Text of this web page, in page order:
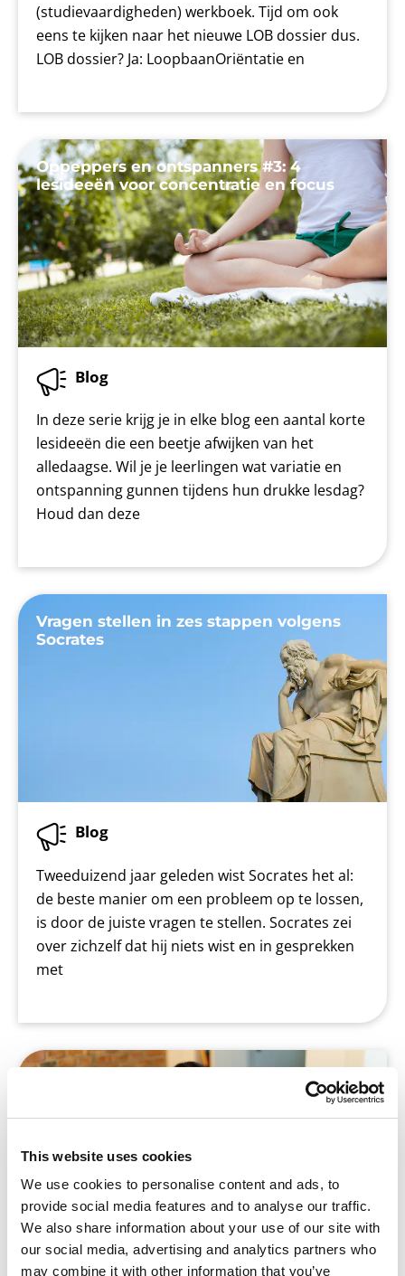
This website uses cookies
We use cookies to personalise content and ads, to
provide social media features and to analyse our traffic.
We also share information about your use of our site with
our social media, advertising and analytics partners who
may combine it with other information that you’ve
(studievaardigheden) werkboek. Tijd om ook
eens te kijken naar het nieuwe LOB dossier dus.
LOB dossier? Ja: LoopbaanOriëntatie en
Oppeppers en ontspanners #3: 4
lesideeën voor concentratie en focus
Blog
In deze serie krijg je in elke blog een aantal korte
lesideeën die een beetje afwijken van het
alledaagse. Wil je je leerlingen wat variatie en
ontspanning gunnen tijdens hun drukke lesdag?
Houd dan deze
Vragen stellen in zes stappen volgens
Socrates
Blog
Tweeduizend jaar geleden wist Socrates het al:
de beste manier om een probleem op te lossen,
is door de juiste vragen te stellen. Socrates zei
over zichzelf dat hij niets wist en in gesprekken
met